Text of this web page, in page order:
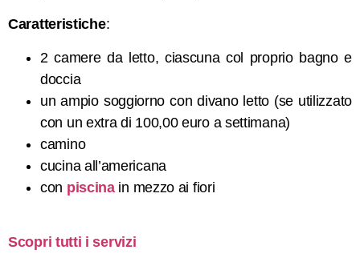
Caratteristiche:
2 camere da letto, ciascuna col proprio bagno e
doccia
un ampio soggiorno con divano letto (se utilizzato
con un extra di 100,00 euro a settimana)
camino
cucina all’americana
con piscinain mezzo ai fiori
Scopri tutti i servizi